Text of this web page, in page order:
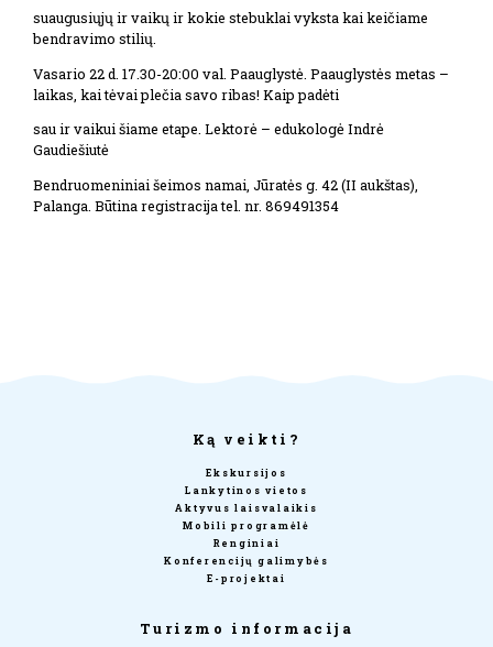
suaugusiųjų ir vaikų ir kokie stebuklai vyksta kai keičiame
bendravimo stilių.
Vasario 22 d. 17.30-20:00 val. Paauglystė. Paauglystės metas –
laikas, kai tėvai plečia savo ribas! Kaip padėti
sau ir vaikui šiame etape. Lektorė – edukologė Indrė
Gaudiešiutė
Bendruomeniniai šeimos namai, Jūratės g. 42 (II aukštas),
Palanga. Būtina registracija tel. nr. 869491354
Ką veikti?
Ekskursijos
Lankytinos vietos
Aktyvus laisvalaikis
Mobili programėlė
Renginiai
Konferencijų galimybės
E-projektai
Turizmo informacija